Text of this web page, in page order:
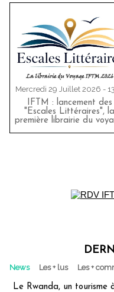
Mercredi 29 Juillet 2026 -
IFTM : lancement des
"Escales Littéraires", la
première librairie du
News Les + lus Les +
Le Rwanda, un tourisme